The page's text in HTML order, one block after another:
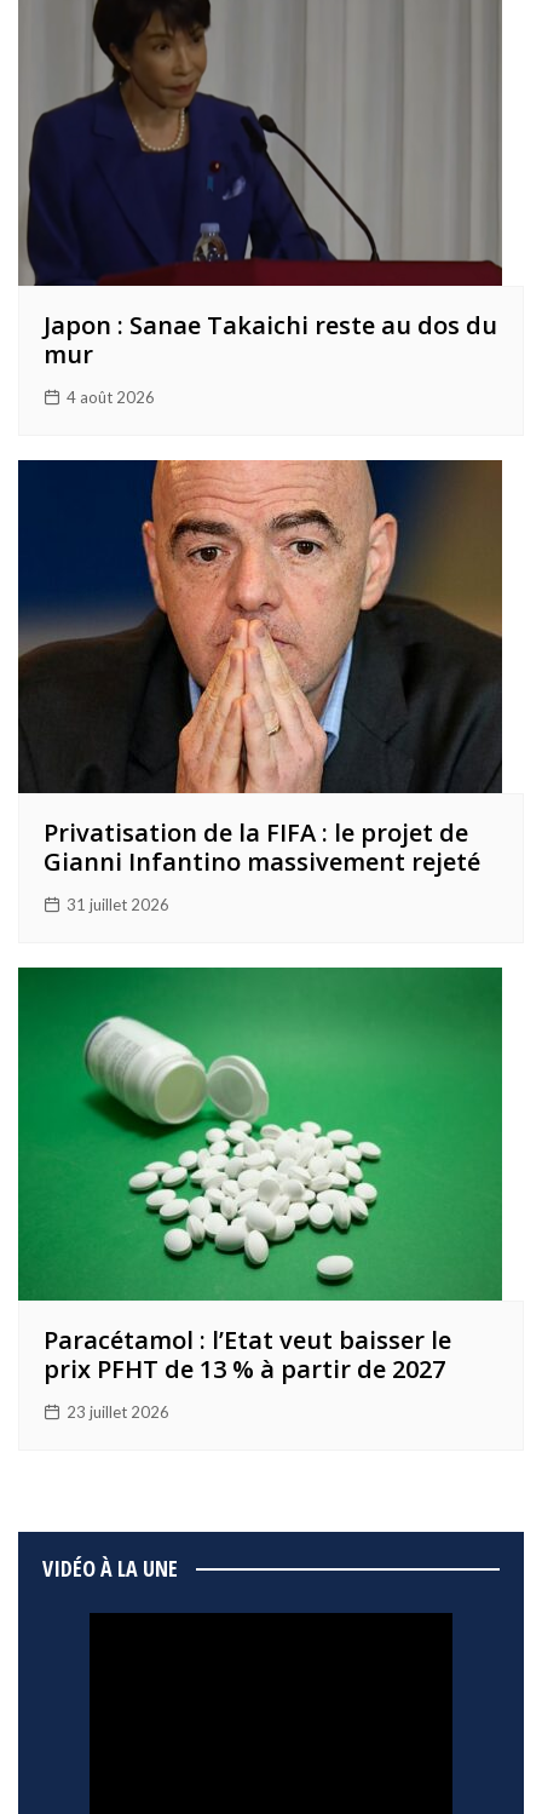
Japon : Sanae Takaichi reste au dos du
mur
4 août 2026
Privatisation de la FIFA : le projet de
Gianni Infantino massivement rejeté
31 juillet 2026
Paracétamol : l’Etat veut baisser le
prix PFHT de 13 % à partir de 2027
23 juillet 2026
VIDÉO À LA UNE